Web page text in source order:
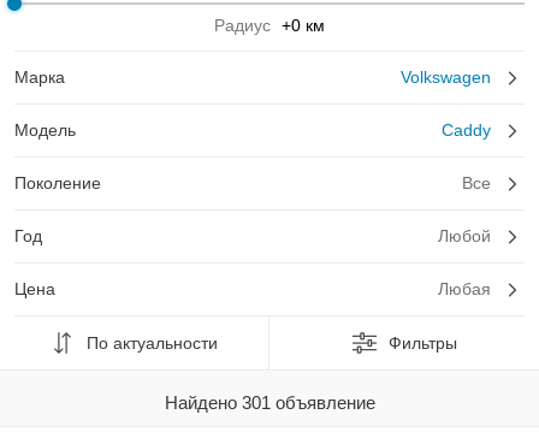
Радиус +0 км
Марка Volkswagen
Модель Caddy
Поколение Все
Год Любой
Цена Любая
По актуальности Фильтры
Найдено 301 объявление